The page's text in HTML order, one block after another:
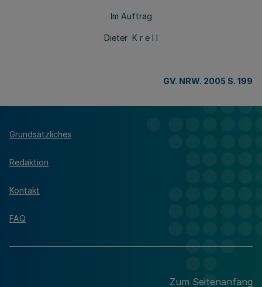
Im Auftrag
Dieter K r e l l
GV. NRW. 2005 S. 199
Grundsätzliches
Redaktion
Kontakt
FAQ
Zum Seitenanfang